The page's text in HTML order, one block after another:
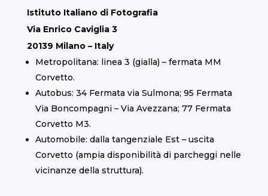
Istituto Italiano di Fotografia
Via Enrico Caviglia 3
20139 Milano – Italy
Metropolitana: linea 3 (gialla) – fermata MM
Corvetto.
Autobus: 34 Fermata via Sulmona; 95 Fermata
Via Boncompagni – Via Avezzana; 77 Fermata
Corvetto M3.
Automobile: dalla tangenziale Est – uscita
Corvetto (ampia disponibilità di parcheggi nelle
vicinanze della struttura).